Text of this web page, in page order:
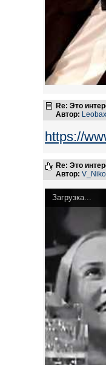
Re: Это
Автор: Leobax
https://
Re: Это
Автор:
Загрузка...